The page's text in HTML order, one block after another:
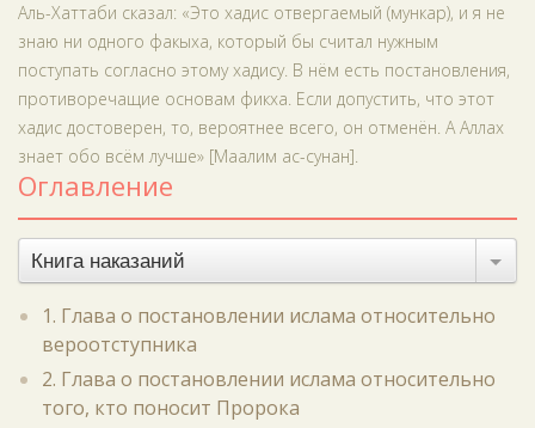
Аль-Хаттаби сказал: «Это хадис отвергаемый (мункар), и я не
знаю ни одного факыха, который бы считал нужным
поступать согласно этому хадису. В нём есть постановления,
противоречащие основам фикха. Если допустить, что этот
хадис достоверен, то, вероятнее всего, он отменён. А Аллах
знает обо всём лучше» [Маалим ас-сунан].
Оглавление
Книга наказаний
1. Глава о постановлении ислама относительно
вероотступника
2. Глава о постановлении ислама относительно
того, кто поносит Пророка